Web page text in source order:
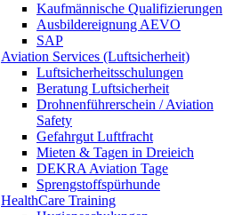
Kaufmännische Qualifizierungen
Ausbildereignung AEVO
SAP
Aviation Services (Luftsicherheit)
Luftsicherheitsschulungen
Beratung Luftsicherheit
Drohnenführerschein / Aviation
Safety
Gefahrgut Luftfracht
Mieten & Tagen in Dreieich
DEKRA Aviation Tage
Sprengstoffspürhunde
HealthCare Training